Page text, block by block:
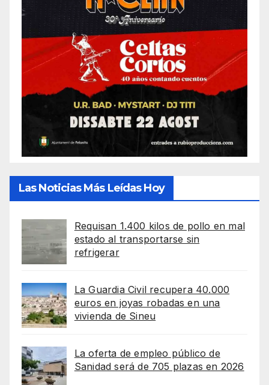
Las Noticias Más Leídas Hoy
Requisan 1.400 kilos de pollo en mal
estado al transportarse sin
refrigerar
La Guardia Civil recupera 40.000
euros en joyas robadas en una
vivienda de Sineu
La oferta de empleo público de
Sanidad será de 705 plazas en 2026